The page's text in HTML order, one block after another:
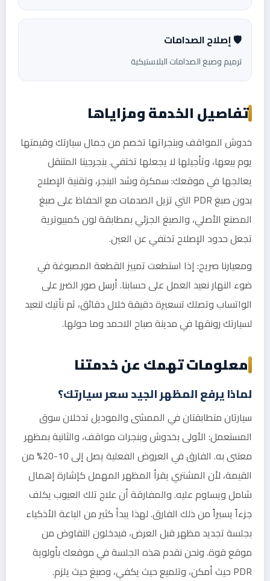
🛡️ إصلاح الصدامات
ترميم وصبغ الصدامات البلاستيكية
تفاصيل الخدمة ومزاياها
خدوش المواقف وبنجراتها تخصم من جمال سيارتك وقيمتها
يوم بيعها، وتأجيلها لا يجعلها تختفي. بنجرجينا المتنقل
يعالجها في موقعك: سمكرة وشد البنجر، وتقنية الإصلاح
بدون صبغ PDR التي تزيل الصدمات مع الحفاظ على صبغ
المصنع الأصلي، والصبغ الجزئي بمطابقة لون كمبيوترية
تجعل حدود الإصلاح تختفي عن العين.
ومعيارنا صريح: إذا استطعت تمييز القطعة المصبوغة في
ضوء النهار نعيد العمل على حسابنا. أرسل صور الضرر على
الواتساب وتصلك تسعيرة دقيقة خلال دقائق، ثم نأتيك لنعيد
لسيارتك رونقها في مدينة صباح الاحمد وما حولها.
معلومات تهمك عن خدمتنا
لماذا يرفع المظهر الجيد سعر سيارتك؟
سيارتان متطابقتان في الممشى والموديل تدخلان سوق
المستعمل: الأولى بخدوش وبنجرات مواقف، والثانية بمظهر
معتنى به. الفارق في العروض الفعلية يصل إلى 10-20% من
القيمة، لأن المشتري يقرأ المظهر المهمل كإشارة إهمال
شامل ويساوم عليه. والمفارقة أن علاج تلك العيوب يكلف
جزءاً يسيراً من ذلك الفارق. لهذا يبدأ كثير من الباعة الأذكياء
بجلسة تجديد مظهر قبل العرض، فيدخلون التفاوض من
موقع قوة. ونحن نقدم هذه الجلسة في موقعك بأولوية
PDR حيث أمكن، وتلميع حيث يكفي، وصبغ حيث يلزم.